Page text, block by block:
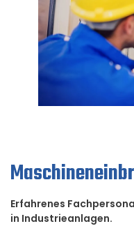
Erfahrenes
in Industrieanlagen.